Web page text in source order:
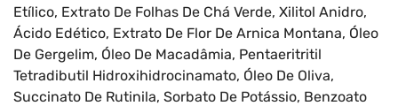
Etílico, Extrato De Folhas De Chá Verde, Xilitol Anidro,
Ácido Edético, Extrato De Flor De Arnica Montana, Óleo
De Gergelim, Óleo De Macadâmia, Pentaeritritil
Tetradibutil Hidroxihidrocinamato, Óleo De Oliva,
Succinato De Rutinila, Sorbato De Potássio, Benzoato